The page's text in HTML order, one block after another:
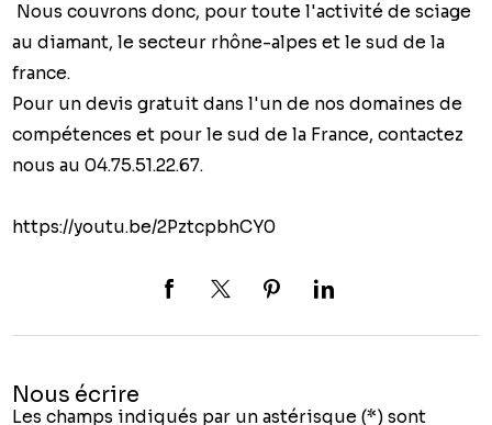
Nous couvrons donc, pour toute l'activité de sciage
au diamant, le secteur rhône-alpes et le sud de la
france.
Pour un devis gratuit dans l'un de nos domaines de
compétences et pour le sud de la France, contactez
nous au 04.75.51.22.67.
https://youtu.be/2PztcpbhCY0
Nous écrire
Les champs indiqués par un astérisque (*) sont